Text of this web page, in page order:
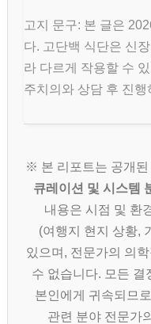
고지 문구: 본 글은
다. 고단백 식단은 신
라 다르게 작용할 수
주치의와 상담 후 진
※ 본 리포트는 공개
큐레이션 및 시스템
내용은 시점 및 환
(여행지 현지 상황,
있으며, 전문가의 의
수 없습니다. 모든 결
본인에게 귀속되므
관련 분야 전문가